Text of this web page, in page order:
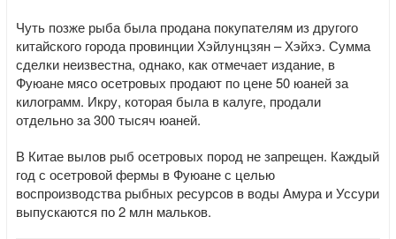
Чуть позже рыба была продана покупателям из другого
китайского города провинции Хэйлунцзян – Хэйхэ. Сумма
сделки неизвестна, однако, как отмечает издание, в
Фуюане мясо осетровых продают по цене 50 юаней за
килограмм. Икру, которая была в калуге, продали
отдельно за 300 тысяч юаней.
В Китае вылов рыб осетровых пород не запрещен. Каждый
год с осетровой фермы в Фуюане с целью
воспроизводства рыбных ресурсов в воды Амура и Уссури
выпускаются по 2 млн мальков.